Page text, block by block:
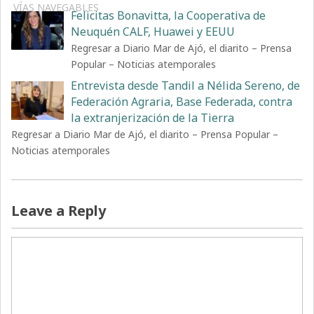
VÍAS NAVEGABLES
Felicitas Bonavitta, la Cooperativa de
Neuquén CALF, Huawei y EEUU
Regresar a Diario Mar de Ajó, el diarito – Prensa
Popular – Noticias atemporales
Entrevista desde Tandil a Nélida Sereno, de
Federación Agraria, Base Federada, contra
la extranjerización de la Tierra
Regresar a Diario Mar de Ajó, el diarito – Prensa Popular –
Noticias atemporales
Leave a Reply